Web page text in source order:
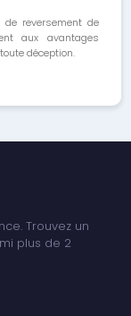
reversement de
aux avantages
déception.
Trouvez un
plus de 2